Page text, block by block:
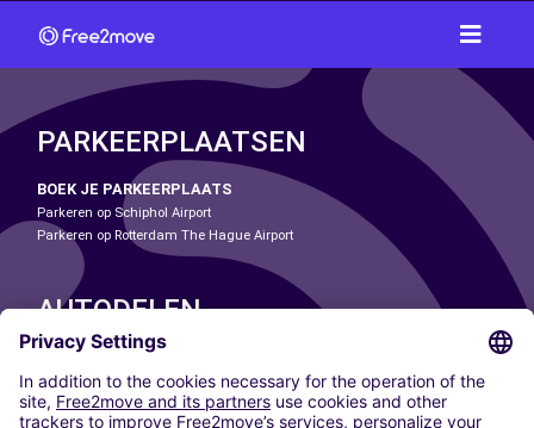
PARKEERPLAATSEN
BOEK JE PARKEERPLAATS
Parkeren op Schiphol Airport
Parkeren op Rotterdam The Hague Airport
AUTODELEN
ONZE STEDEN
Paris
Madrid